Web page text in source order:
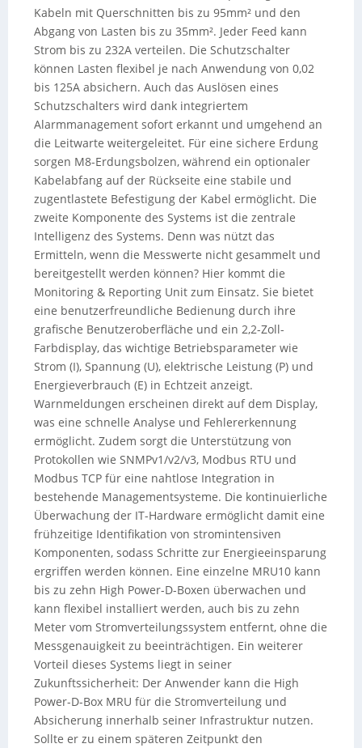
Kabeln mit Querschnitten bis zu 95mm² und den
Abgang von Lasten bis zu 35mm². Jeder Feed kann
Strom bis zu 232A verteilen. Die Schutzschalter
können Lasten flexibel je nach Anwendung von 0,02
bis 125A absichern. Auch das Auslösen eines
Schutzschalters wird dank integriertem
Alarmmanagement sofort erkannt und umgehend an
die Leitwarte weitergeleitet. Für eine sichere Erdung
sorgen M8-Erdungsbolzen, während ein optionaler
Kabelabfang auf der Rückseite eine stabile und
zugentlastete Befestigung der Kabel ermöglicht. Die
zweite Komponente des Systems ist die zentrale
Intelligenz des Systems. Denn was nützt das
Ermitteln, wenn die Messwerte nicht gesammelt und
bereitgestellt werden können? Hier kommt die
Monitoring & Reporting Unit zum Einsatz. Sie bietet
eine benutzerfreundliche Bedienung durch ihre
grafische Benutzeroberfläche und ein 2,2-Zoll-
Farbdisplay, das wichtige Betriebsparameter wie
Strom (I), Spannung (U), elektrische Leistung (P) und
Energieverbrauch (E) in Echtzeit anzeigt.
Warnmeldungen erscheinen direkt auf dem Display,
was eine schnelle Analyse und Fehlererkennung
ermöglicht. Zudem sorgt die Unterstützung von
Protokollen wie SNMPv1/v2/v3, Modbus RTU und
Modbus TCP für eine nahtlose Integration in
bestehende Managementsysteme. Die kontinuierliche
Überwachung der IT-Hardware ermöglicht damit eine
frühzeitige Identifikation von stromintensiven
Komponenten, sodass Schritte zur Energieeinsparung
ergriffen werden können. Eine einzelne MRU10 kann
bis zu zehn High Power-D-Boxen überwachen und
kann flexibel installiert werden, auch bis zu zehn
Meter vom Stromverteilungssystem entfernt, ohne die
Messgenauigkeit zu beeinträchtigen. Ein weiterer
Vorteil dieses Systems liegt in seiner
Zukunftssicherheit: Der Anwender kann die High
Power-D-Box MRU für die Stromverteilung und
Absicherung innerhalb seiner Infrastruktur nutzen.
Sollte er zu einem späteren Zeitpunkt den